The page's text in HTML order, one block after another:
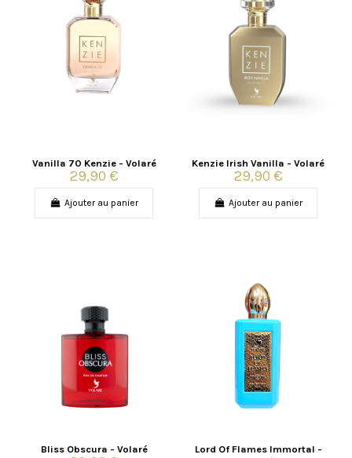
Vanilla 70 Kenzie - Volaré
29,90 €
Ajouter au panier
Kenzie Irish Vanilla - Volaré
29,90 €
Ajouter au panier
Bliss Obscura - Volaré
Lord Of Flames Immortal -